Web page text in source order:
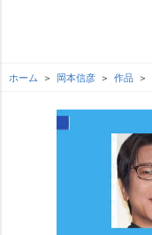
ホーム 岡本信彦 作品